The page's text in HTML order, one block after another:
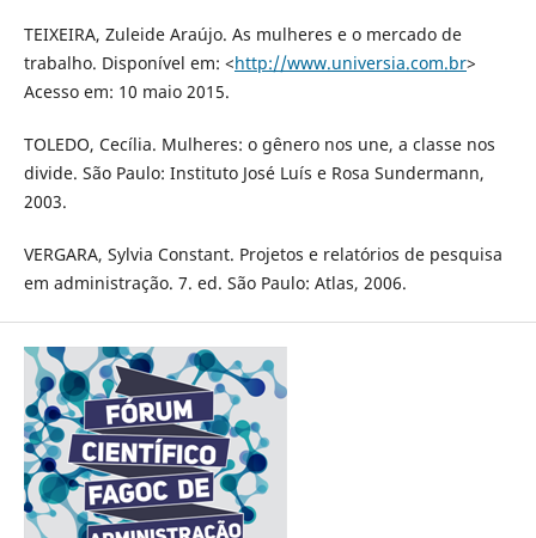
TEIXEIRA, Zuleide Araújo. As mulheres e o mercado de
trabalho. Disponível em: <http://www.universia.com.br>
Acesso em: 10 maio 2015.
TOLEDO, Cecília. Mulheres: o gênero nos une, a classe nos
divide. São Paulo: Instituto José Luís e Rosa Sundermann,
2003.
VERGARA, Sylvia Constant. Projetos e relatórios de pesquisa
em administração. 7. ed. São Paulo: Atlas, 2006.